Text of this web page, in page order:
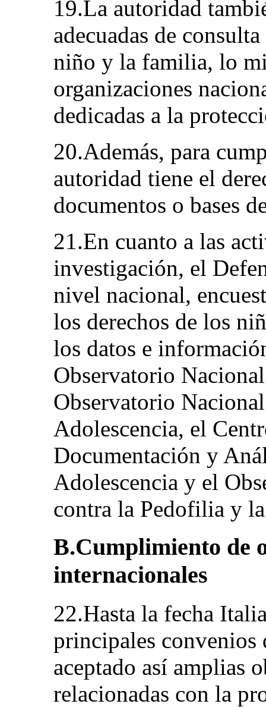
19.La autoridad
adecuadas de
niño y la familia, lo
organizaciones
dedicadas a la
20.Además, para
autoridad tiene el
documentos o bases
21.En cuanto a las
investigación, el
nivel nacional,
los derechos de los
los datos e
Observatorio
Observatorio
Adolescencia, el
Documentación y
Adolescencia y el
contra la Pedofilia y
B.Cumplimiento de
internacionales
22.Hasta la fecha
principales convenios
aceptado así amplias
relacionadas con la